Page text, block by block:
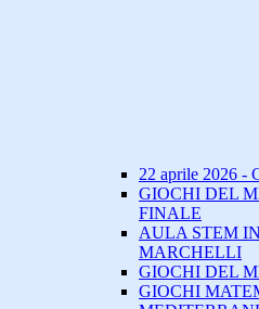
22 aprile 2026 -
GIOCHI DEL
FINALE
AULA STEM
MARCHELLI
GIOCHI DEL
GIOCHI